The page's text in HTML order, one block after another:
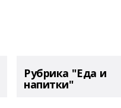
Рубрика "Еда и
напитки"